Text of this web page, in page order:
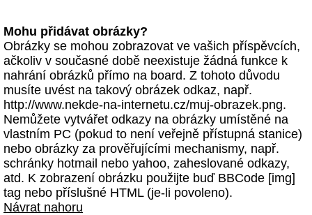
Mohu přidávat obrázky?
Obrázky se mohou zobrazovat ve vašich příspěvcích,
ačkoliv v současné době neexistuje žádná funkce k
nahrání obrázků přímo na board. Z tohoto důvodu
musíte uvést na takový obrázek odkaz, např.
http://www.nekde-na-internetu.cz/muj-obrazek.png.
Nemůžete vytvářet odkazy na obrázky umístěné na
vlastním PC (pokud to není veřejně přístupná stanice)
nebo obrázky za prověřujícími mechanismy, např.
schránky hotmail nebo yahoo, zaheslované odkazy,
atd. K zobrazení obrázku použijte buď BBCode [img]
tag nebo příslušné HTML (je-li povoleno).
Návrat nahoru